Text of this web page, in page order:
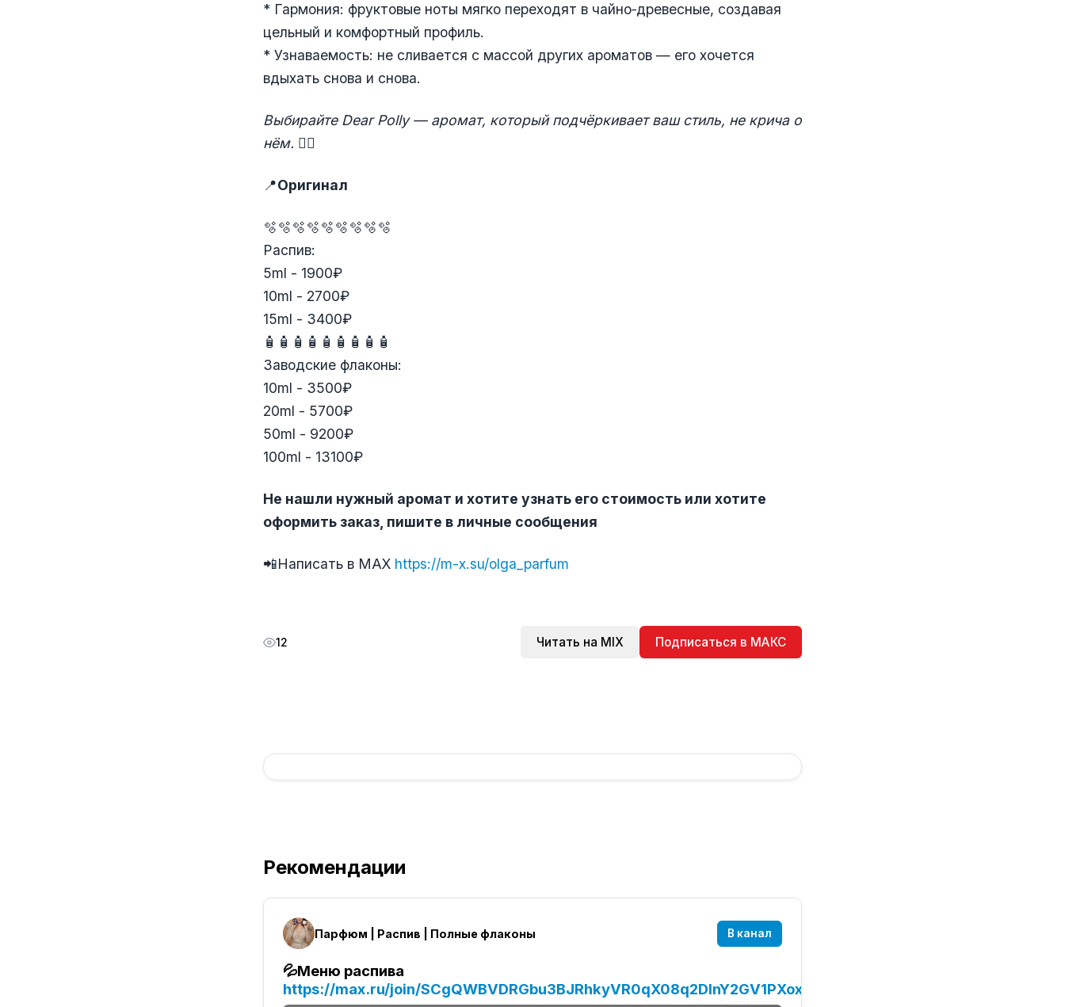
* Гармония: фруктовые ноты мягко переходят в чайно‑древесные, создавая
цельный и комфортный профиль.
* Узнаваемость: не сливается с массой других ароматов — его хочется
вдыхать снова и снова.
Выбирайте Dear Polly — аромат, который подчёркивает ваш стиль, не крича о
нём. 👌🏼
📍Оригинал
🫧🫧🫧🫧🫧🫧🫧🫧🫧
Распив:
5ml - 1900₽
10ml - 2700₽
15ml - 3400₽
🧴🧴🧴🧴🧴🧴🧴🧴🧴
Заводские флаконы:
10ml - 3500₽
20ml - 5700₽
50ml - 9200₽
100ml - 13100₽
Не нашли нужный аромат и хотите узнать его стоимость или хотите
оформить заказ, пишите в личные сообщения
📲Написать в МАХ https://m-x.su/olga_parfum
12 Читать на MIX Подписаться в МАКС
Рекомендации
Парфюм | Распив | Полные флаконы В канал
💦Меню распива
https://max.ru/join/SCgQWBVDRGbu3BJRhkyVR0qX08q2DInY2GV1PXoxveY